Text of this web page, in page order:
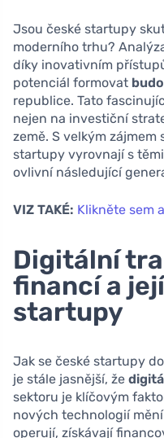
Jsou české startupy
moderního trhu?
díky inovativním
potenciál formovat
republice. Tato
nejen na investiční
země. S velkým zájmem
startupy vyrovnají s
ovlivní následující
VIZ TAKÉ: Klikněte sem
Digitální
financí a
startupy
Jak se české startupy
je stále jasnější, že
sektoru je klíčovým
nových technologií
operují, získávají